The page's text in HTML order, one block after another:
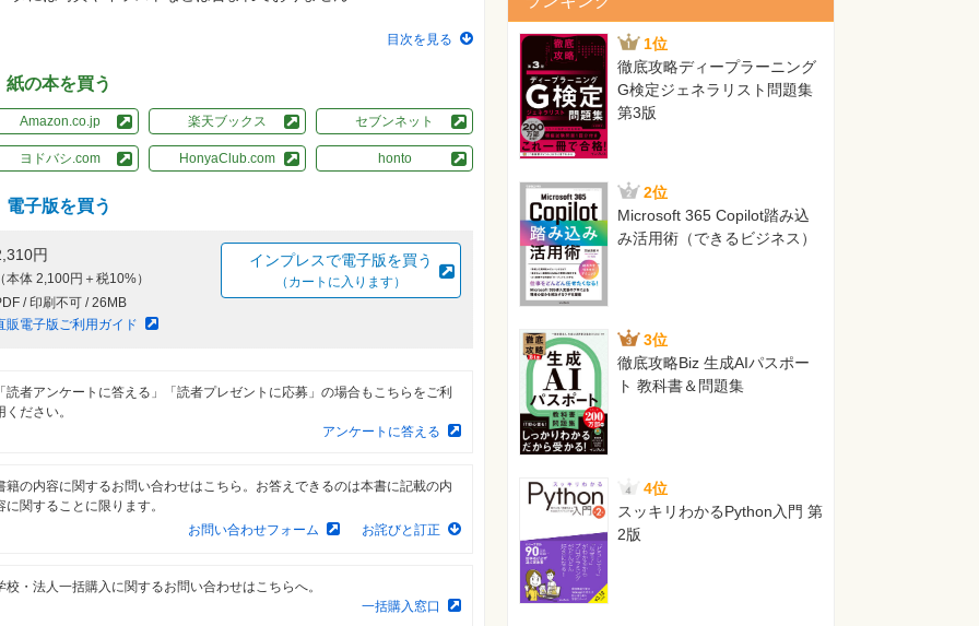
目次を見る
紙の本を買う
Amazon.co.jp 楽天ブックス セブンネット
ヨドバシ.com HonyaClub.com honto
電子版を買う
円
本体 2,100円＋税10%）
/ 印刷不可 / 26MB
販電子版ご利用ガイド
インプレスで電子版を買う
（カートに入ります）
読者アンケートに答える」「読者プレゼントに応募」の場合もこちらをご利
ください。
アンケートに答える
籍の内容に関するお問い合わせはこちら。お答えできるのは本書に記載の内
に関することに限ります。
お問い合わせフォーム
お詫びと訂正
校・法人一括購入に関するお問い合わせはこちらへ。
一括購入窓口
1位
徹底攻略ディープラーニング
G検定ジェネラリスト問題集
第3版
2位
Microsoft 365 Copilot踏み込
み活用術（できるビジネス）
3位
徹底攻略Biz 生成AIパスポー
ト 教科書＆問題集
4位
スッキリわかるPython入門 第
2版